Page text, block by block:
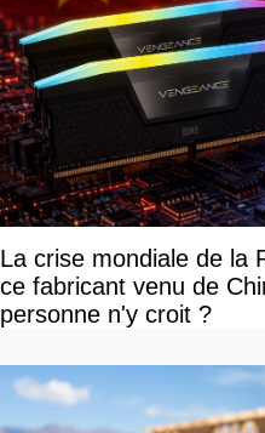
La crise mondiale de la
ce fabricant venu de
personne n'y croit ?